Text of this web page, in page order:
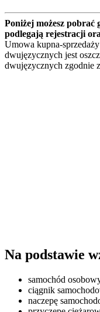
Poniżej możesz
podlegają rejestracji
Umowa kupna-
dwujęzycznych jest
dwujęzycznych zgodnie
Na podstawie
samochód
ciągnik
naczepę